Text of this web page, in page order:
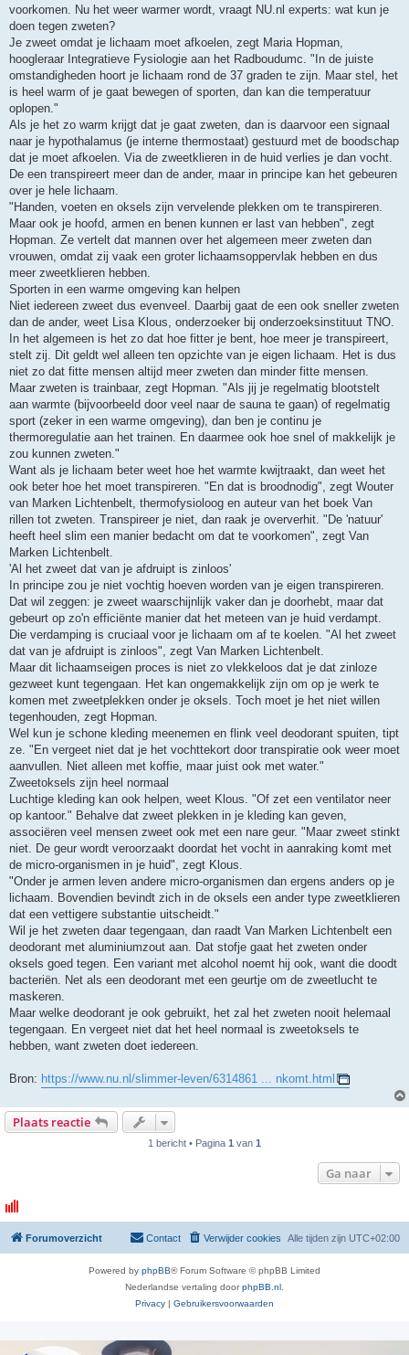
voorkomen. Nu het weer warmer wordt, vraagt NU.nl experts: wat kun je
doen tegen zweten?
Je zweet omdat je lichaam moet afkoelen, zegt Maria Hopman,
hoogleraar Integratieve Fysiologie aan het Radboudumc. "In de juiste
omstandigheden hoort je lichaam rond de 37 graden te zijn. Maar stel, het
is heel warm of je gaat bewegen of sporten, dan kan die temperatuur
oplopen."
Als je het zo warm krijgt dat je gaat zweten, dan is daarvoor een signaal
naar je hypothalamus (je interne thermostaat) gestuurd met de boodschap
dat je moet afkoelen. Via de zweetklieren in de huid verlies je dan vocht.
De een transpireert meer dan de ander, maar in principe kan het gebeuren
over je hele lichaam.
"Handen, voeten en oksels zijn vervelende plekken om te transpireren.
Maar ook je hoofd, armen en benen kunnen er last van hebben", zegt
Hopman. Ze vertelt dat mannen over het algemeen meer zweten dan
vrouwen, omdat zij vaak een groter lichaamsoppervlak hebben en dus
meer zweetklieren hebben.
Sporten in een warme omgeving kan helpen
Niet iedereen zweet dus evenveel. Daarbij gaat de een ook sneller zweten
dan de ander, weet Lisa Klous, onderzoeker bij onderzoeksinstituut TNO.
In het algemeen is het zo dat hoe fitter je bent, hoe meer je transpireert,
stelt zij. Dit geldt wel alleen ten opzichte van je eigen lichaam. Het is dus
niet zo dat fitte mensen altijd meer zweten dan minder fitte mensen.
Maar zweten is trainbaar, zegt Hopman. "Als jij je regelmatig blootstelt
aan warmte (bijvoorbeeld door veel naar de sauna te gaan) of regelmatig
sport (zeker in een warme omgeving), dan ben je continu je
thermoregulatie aan het trainen. En daarmee ook hoe snel of makkelijk je
zou kunnen zweten."
Want als je lichaam beter weet hoe het warmte kwijtraakt, dan weet het
ook beter hoe het moet transpireren. "En dat is broodnodig", zegt Wouter
van Marken Lichtenbelt, thermofysioloog en auteur van het boek Van
rillen tot zweten. Transpireer je niet, dan raak je oververhit. "De 'natuur'
heeft heel slim een manier bedacht om dat te voorkomen", zegt Van
Marken Lichtenbelt.
'Al het zweet dat van je afdruipt is zinloos'
In principe zou je niet vochtig hoeven worden van je eigen transpireren.
Dat wil zeggen: je zweet waarschijnlijk vaker dan je doorhebt, maar dat
gebeurt op zo'n efficiënte manier dat het meteen van je huid verdampt.
Die verdamping is cruciaal voor je lichaam om af te koelen. "Al het zweet
dat van je afdruipt is zinloos", zegt Van Marken Lichtenbelt.
Maar dit lichaamseigen proces is niet zo vlekkeloos dat je dat zinloze
gezweet kunt tegengaan. Het kan ongemakkelijk zijn om op je werk te
komen met zweetplekken onder je oksels. Toch moet je het niet willen
tegenhouden, zegt Hopman.
Wel kun je schone kleding meenemen en flink veel deodorant spuiten, tipt
ze. "En vergeet niet dat je het vochttekort door transpiratie ook weer moet
aanvullen. Niet alleen met koffie, maar juist ook met water."
Zweetoksels zijn heel normaal
Luchtige kleding kan ook helpen, weet Klous. "Of zet een ventilator neer
op kantoor." Behalve dat zweet plekken in je kleding kan geven,
associëren veel mensen zweet ook met een nare geur. "Maar zweet stinkt
niet. De geur wordt veroorzaakt doordat het vocht in aanraking komt met
de micro-organismen in je huid", zegt Klous.
"Onder je armen leven andere micro-organismen dan ergens anders op je
lichaam. Bovendien bevindt zich in de oksels een ander type zweetklieren
dat een vettigere substantie uitscheidt."
Wil je het zweten daar tegengaan, dan raadt Van Marken Lichtenbelt een
deodorant met aluminiumzout aan. Dat stofje gaat het zweten onder
oksels goed tegen. Een variant met alcohol noemt hij ook, want die doodt
bacteriën. Net als een deodorant met een geurtje om de zweetlucht te
maskeren.
Maar welke deodorant je ook gebruikt, het zal het zweten nooit helemaal
tegengaan. En vergeet niet dat het heel normaal is zweetoksels te
hebben, want zweten doet iedereen.
Bron: https://www.nu.nl/slimmer-leven/6314861 ... nkomt.html
Plaats reactie
1 bericht • Pagina 1 van 1
Ga naar
Forumoverzicht Alle tijden zijn UTC+02:00
Verwijder cookies
Contact
Powered by phpBB® Forum Software © phpBB Limited
Nederlandse vertaling doorphpBB.nl
Privacy | Gebruikersvoorwaarden